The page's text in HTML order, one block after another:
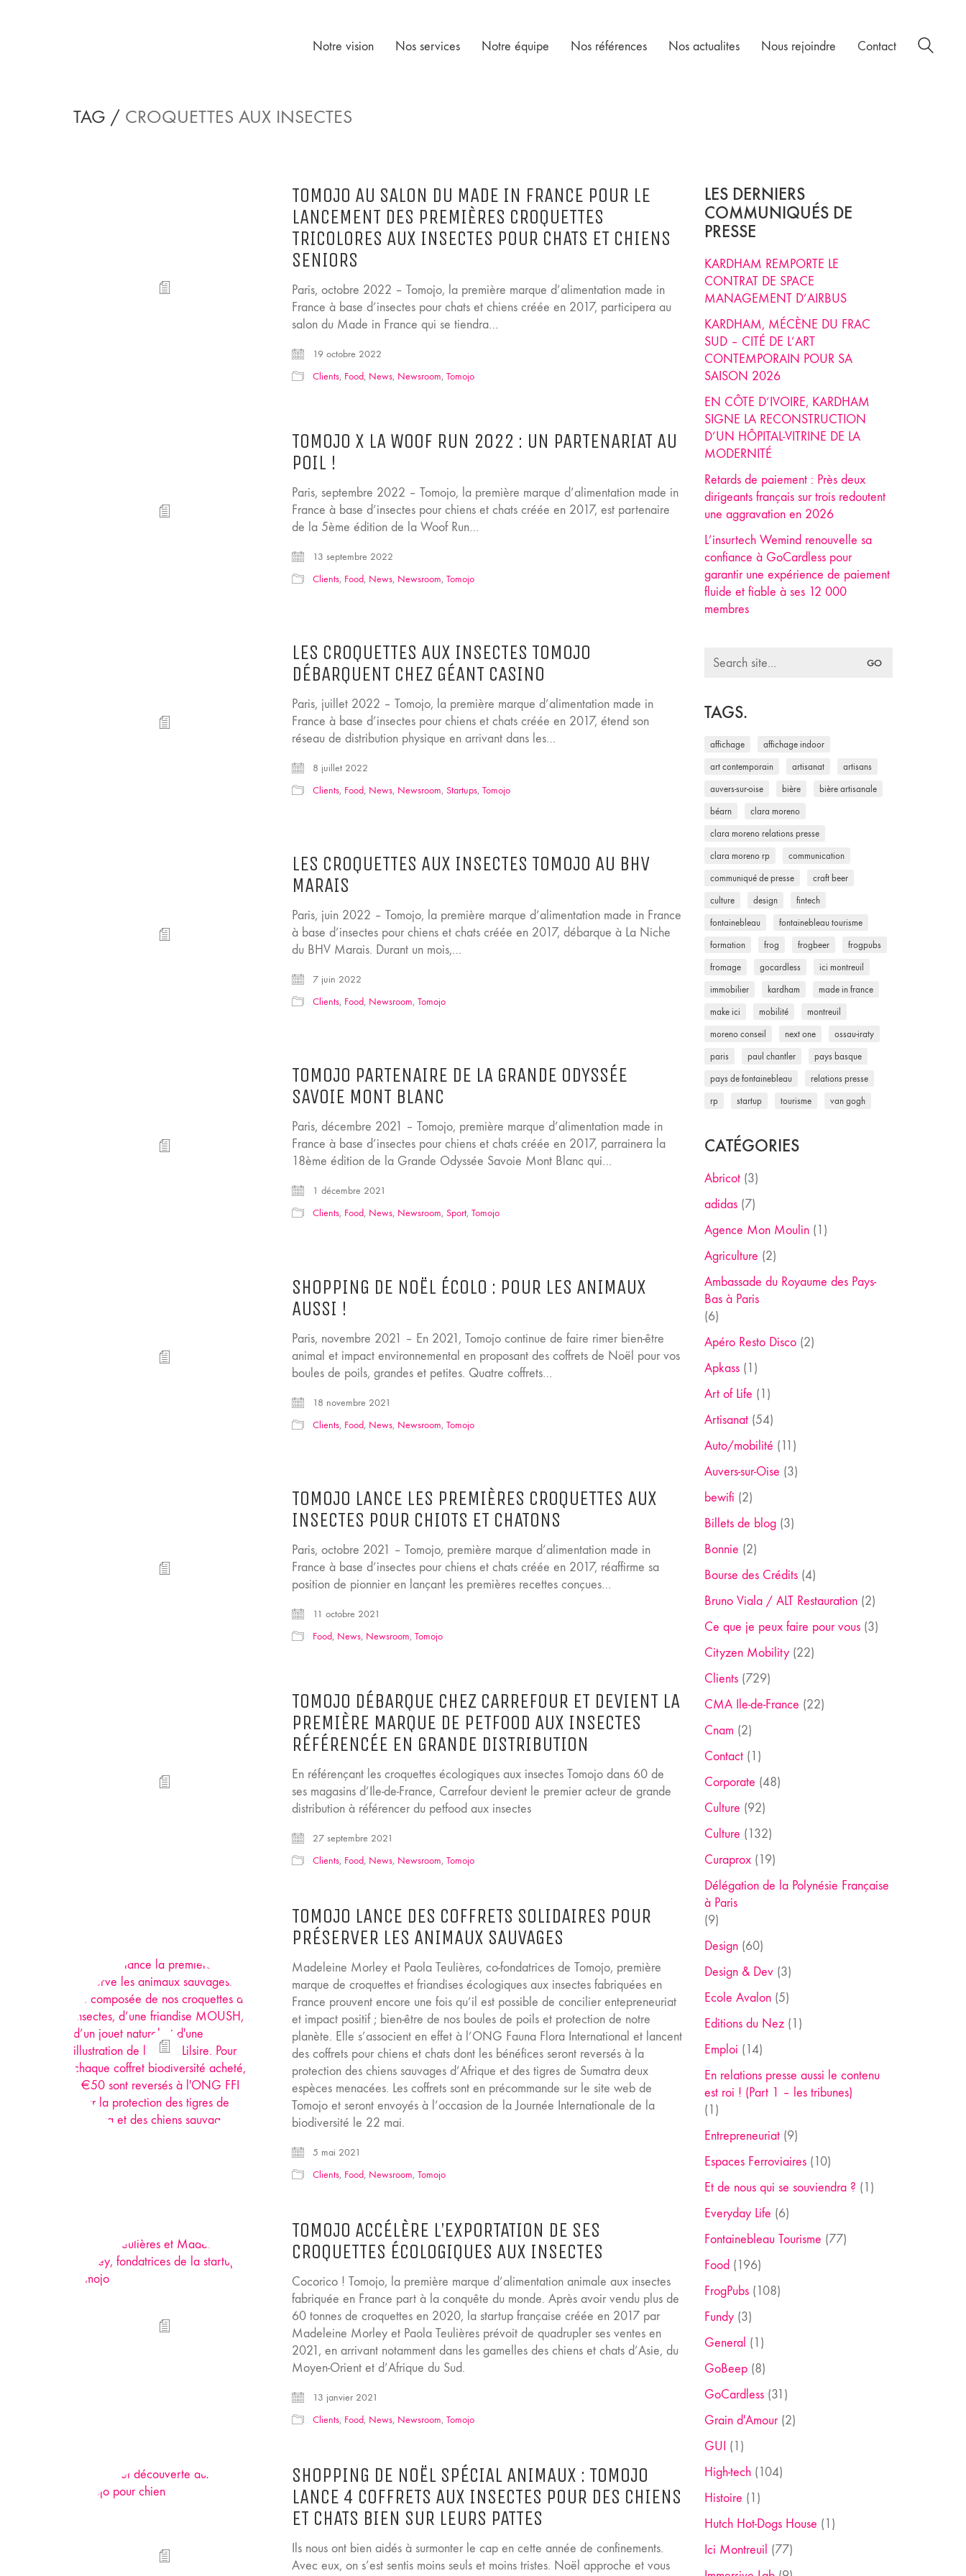
Notre vision Nos services Notre équipe Nos références Nos actualites Nous rejoindre Contact
TAG / CROQUETTES AUX INSECTES
TOMOJO AU SALON DU MADE IN FRANCE POUR LE
LANCEMENT DES PREMIÈRES CROQUETTES
TRICOLORES AUX INSECTES POUR CHATS ET CHIENS
SENIORS
Paris, octobre 2022 – Tomojo, la première marque d’alimentation made in
France à base d’insectes pour chats et chiens créée en 2017, participera au
salon du Made in France qui se tiendra…
19 octobre 2022
Clients, Food, News, Newsroom,Tomojo
TOMOJO X LA WOOF RUN 2022 : UN PARTENARIAT AU
POIL !
Paris, septembre 2022 – Tomojo, la première marque d’alimentation made in
France à base d’insectes pour chiens et chats créée en 2017, est partenaire
de la 5ème édition de la Woof Run…
13 septembre 2022
Clients, Food, News, Newsroom,Tomojo
LES CROQUETTES AUX INSECTES TOMOJO
DÉBARQUENT CHEZ GÉANT CASINO
Paris, juillet 2022 – Tomojo, la première marque d’alimentation made in
France à base d’insectes pour chiens et chats créée en 2017, étend son
réseau de distribution physique en arrivant dans les…
8 juillet 2022
Clients, Food, News, Newsroom, Startups,Tomojo
LES CROQUETTES AUX INSECTES TOMOJO AU BHV
MARAIS
Paris, juin 2022 – Tomojo, la première marque d’alimentation made in France
à base d’insectes pour chiens et chats créée en 2017, débarque à La Niche
du BHV Marais. Durant un mois,…
7 juin 2022
Clients, Food, Newsroom,Tomojo
TOMOJO PARTENAIRE DE LA GRANDE ODYSSÉE
SAVOIE MONT BLANC
Paris, décembre 2021 – Tomojo, première marque d’alimentation made in
France à base d’insectes pour chiens et chats créée en 2017, parrainera la
18ème édition de la Grande Odyssée Savoie Mont Blanc qui…
1 décembre 2021
Clients, Food, News, Newsroom, Sport,Tomojo
SHOPPING DE NOËL ÉCOLO : POUR LES ANIMAUX
AUSSI !
Paris, novembre 2021 – En 2021, Tomojo continue de faire rimer bien-être
animal et impact environnemental en proposant des coffrets de Noël pour vos
boules de poils, grandes et petites. Quatre coffrets…
18 novembre 2021
Clients, Food, News, Newsroom,Tomojo
TOMOJO LANCE LES PREMIÈRES CROQUETTES AUX
INSECTES POUR CHIOTS ET CHATONS
Paris, octobre 2021 – Tomojo, première marque d’alimentation made in
France à base d’insectes pour chiens et chats créée en 2017, réaffirme sa
position de pionnier en lançant les premières recettes conçues…
11 octobre 2021
Food, News, Newsroom,Tomojo
TOMOJO DÉBARQUE CHEZ CARREFOUR ET DEVIENT LA
PREMIÈRE MARQUE DE PETFOOD AUX INSECTES
RÉFÉRENCÉE EN GRANDE DISTRIBUTION
En référençant les croquettes écologiques aux insectes Tomojo dans 60 de
ses magasins d’Ile-de-France, Carrefour devient le premier acteur de grande
distribution à référencer du petfood aux insectes
27 septembre 2021
Clients, Food, News, Newsroom,Tomojo
TOMOJO LANCE DES COFFRETS SOLIDAIRES POUR
PRÉSERVER LES ANIMAUX SAUVAGES
Madeleine Morley et Paola Teulières, co-fondatrices de Tomojo, première
marque de croquettes et friandises écologiques aux insectes fabriquées en
France prouvent encore une fois qu’il est possible de concilier entepreneuriat
et impact positif ; bien-être de nos boules de poils et protection de notre
planète. Elle s’associent en effet à l’ONG Fauna Flora International et lancent
des coffrets pour chiens et chats dont les bénéfices seront reversés à la
protection des chiens sauvages d’Afrique et des tigres de Sumatra deux
espèces menacées. Les coffrets sont en précommande sur le site web de
Tomojo et seront envoyés à l’occasion de la Journée Internationale de la
biodiversité le 22 mai.
5 mai 2021
Clients, Food, Newsroom,Tomojo
TOMOJO ACCÉLÈRE L’EXPORTATION DE SES
CROQUETTES ÉCOLOGIQUES AUX INSECTES
Cocorico ! Tomojo, la première marque d’alimentation animale aux insectes
fabriquée en France part à la conquête du monde. Après avoir vendu plus de
60 tonnes de croquettes en 2020, la startup française créée en 2017 par
Madeleine Morley et Paola Teulières prévoit de quadrupler ses ventes en
2021, en arrivant notamment dans les gamelles des chiens et chats d’Asie, du
Moyen-Orient et d’Afrique du Sud.
13 janvier 2021
Clients, Food, News, Newsroom,Tomojo
SHOPPING DE NOËL SPÉCIAL ANIMAUX : TOMOJO
LANCE 4 COFFRETS AUX INSECTES POUR DES CHIENS
ET CHATS BIEN SUR LEURS PATTES
Ils nous ont bien aidés à surmonter le cap en cette année de confinements.
Avec eux, on s’est sentis moins seuls et moins tristes. Noël approche et vous
LES DERNIERS
COMMUNIQUÉS DE
PRESSE
KARDHAM REMPORTE LE
CONTRAT DE SPACE
MANAGEMENT D’AIRBUS
KARDHAM, MÉCÈNE DU FRAC
SUD – CITÉ DE L’ART
CONTEMPORAIN POUR SA
SAISON 2026
EN CÔTE D’IVOIRE, KARDHAM
SIGNE LA RECONSTRUCTION
D’UN HÔPITAL-VITRINE DE LA
MODERNITÉ
Retards de paiement : Près deux
dirigeants français sur trois redoutent
une aggravation en 2026
L’insurtech Wemind renouvelle sa
confiance à GoCardless pour
garantir une expérience de paiement
fluide et fiable à ses 12 000
membres
Search
TAGS.
affichage affichage indoor
art contemporain artisanat artisans
auvers-sur-oise bière bière artisanale
béarn clara moreno
clara moreno relations presse
clara moreno rp communication
communiqué de presse craft beer
culture design fintech
fontainebleau fontainebleau tourisme
formation frog frogbeer frogpubs
fromage gocardless ici montreuil
immobilier kardham made in france
make ici mobilité montreuil
moreno conseil next one ossau-iraty
paris paul chantler pays basque
pays de fontainebleau relations presse
rp startup tourisme van gogh
CATÉGORIES
Abricot(3)
adidas(7)
Agence Mon Moulin(1)
Agriculture (2)
Ambassade du Royaume des Pays-
Bas à Paris
(6)
Apéro Resto Disco(2)
Apkass(1)
Art of Life (1)
Artisanat(54)
Auto/mobilité (11)
Auvers-sur-Oise (3)
bewifi (2)
Billets de blog(3)
Bonnie (2)
Bourse des Crédits(4)
Bruno Viala / ALT Restauration(2)
Ce que je peux faire pour vous(3)
Cityzen Mobility(22)
Clients(729)
CMA Ile-de-France (22)
Cnam (2)
Contact(1)
Corporate (48)
Culture (92)
Culture (132)
Curaprox(19)
Délégation de la Polynésie Française
à Paris
(9)
Design(60)
Design & Dev(3)
Ecole Avalon(5)
Editions du Nez(1)
Emploi (14)
En relations presse aussi le contenu
est roi ! (Part 1 – les tribunes)
(1)
Entrepreneuriat(9)
Espaces Ferroviaires(10)
Et de nous qui se souviendra ? (1)
Everyday Life (6)
Fontainebleau Tourisme (77)
Food (196)
FrogPubs(108)
Fundy(3)
General (1)
GoBeep(8)
GoCardless(31)
Grain d'Amour(2)
GUI (1)
High-tech(104)
Histoire (1)
Hutch Hot-Dogs House (1)
Ici Montreuil (77)